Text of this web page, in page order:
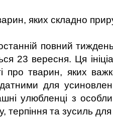
яких складно
повний
23 вересня. Ця
про тварин, яких
для
улюбленці з
терпіння та зусиль